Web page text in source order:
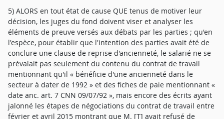
5) ALORS en tout état de cause QUE tenus de motiver leur
décision, les juges du fond doivent viser et analyser les
éléments de preuve versés aux débats par les parties ; qu'en
l'espèce, pour établir que l'intention des parties avait été de
conclure une clause de reprise d'ancienneté, le salarié ne se
prévalait pas seulement du contenu du contrat de travail
mentionnant qu'il « bénéficie d'une ancienneté dans le
secteur à dater de 1992 » et des fiches de paie mentionnant «
date anc. art. 7 CNN 09/07/92 », mais encore des écrits ayant
jalonné les étapes de négociations du contrat de travail entre
février et avril 2015 montrant que M. [T] avait refusé de